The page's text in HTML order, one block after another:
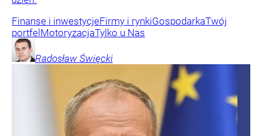
Finanse i inwestycjeFirmy i rynkiGospodarkaTwój
portfel MotoryzacjaTylko u Nas
Radosław Święcki